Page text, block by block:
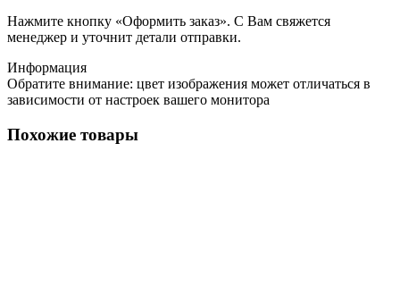
Нажмите кнопку «Оформить заказ». С Вам свяжется
менеджер и уточнит детали отправки.
Информация
Обратите внимание: цвет изображения может отличаться в
зависимости от настроек вашего монитора
Похожие товары